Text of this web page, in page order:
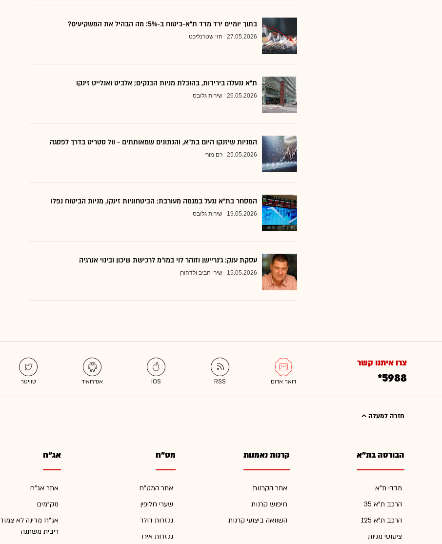
בתוך יומיים ירד מדד ת"א-ביטוח ב-5%: מה הבהיל את המשקיעים?
27.05.2026 חזי שטרנליכט
ת"א ננעלה בירידות, בהובלת מניות הבנקים; אלביט ואנלייט זינקו
26.05.2026 שירות גלובס
המניות שיזנקו היום בת"א, והנתונים שמאותתים - וול סטריט בדרך לפסגה
25.05.2026 רם מורי
המסחר בת"א ננעל במגמה מעורבת: הביטחוניות זינקו, מניות הביטוח נפלו
19.05.2026 שירות גלובס
עסקת ענק: ג'נריישן וזוהר לוי במו"מ לרכישת שיכון ובינוי אנרגיה
15.05.2026 שירי חביב ולדהורן
צרו איתנו קשר
*5988
חזרה למעלה
הבורסה בת"א
מדדי ת"א
הרכב ת"א 35
הרכב ת"א 125
ציטוטי מניות
קרנות נאמנות
אתר הקרנות
חיפוש קרנות
השוואה ביצועי קרנות
מט"ח
אתר המט"ח
שערי חליפין
נגזרות דולר
נגזרות אירו
אג"ח
אתר אג"ח
מק"מים
אג"ח מדינה לא צמוד
ריבית משתנה